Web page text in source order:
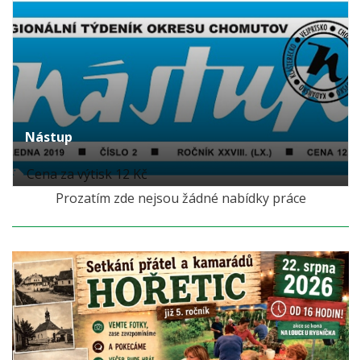
Nástup
Cena za výtisk 12 Kč
Prozatím zde nejsou žádné nabídky práce